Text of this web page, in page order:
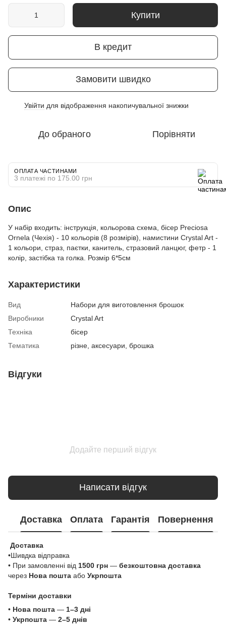
Купити
В кредит
Замовити швидко
Увійти для відображення накопичувальної знижки
До обраного Порівняти
ОПЛАТА ЧАСТИНАМИ
3 платежі по 175.00 грн
Опис
У набір входить: інструкція, кольорова схема, бісер Preciosa
Ornela (Чехія) - 10 кольорів (8 розмірів), намистини Crystal Art -
1 кольори, страз, паєтки, канитель, стразовий ланцюг, фетр - 1
колір, застібка та голка. Розмір 6*5см
Характеристики
Вид
Набори для виготовлення брошок
Виробники
Crystal Art
Техніка
бісер
Тематика
різне, аксесуари, брошка
Відгуки
Додайте перший відгук
Написати відгук
Доставка Оплата Гарантія Повернення
Доставка
•Шивдка відправка
• При замовленні від 1500 грн — безкоштовна доставка
через Нова пошта або Укрпошта
Терміни доставки
• Нова пошта — 1–3 дні
• Укрпошта — 2–5 днів